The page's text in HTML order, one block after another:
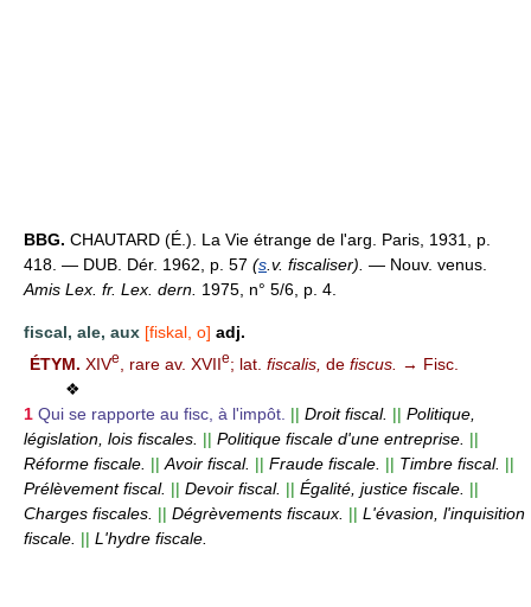
BBG. CHAUTARD (É.). La Vie étrange de l'arg. Paris, 1931, p.
418. — DUB. Dér. 1962, p. 57 (s .v. fiscaliser). — Nouv. venus.
Amis Lex. fr. Lex. dern. 1975, n° 5/6, p. 4.
fiscal, ale, aux [fiskal, o] adj.
ÉTYM. XIVe , rare av. XVIIe; lat. fiscalis, de fiscus.
→ Fisc.
❖
1 Qui se rapporte au fisc, à l'impôt. || Droit fiscal. || Politique,
législation, lois fiscales. || Politique fiscale d'une entreprise. ||
Réforme fiscale. || Avoir fiscal. || Fraude fiscale. || Timbre fiscal. ||
Prélèvement fiscal. || Devoir fiscal. || Égalité, justice fiscale. ||
Charges fiscales. || Dégrèvements fiscaux. || L'évasion, l'inquisition
fiscale. || L'hydre fiscale.